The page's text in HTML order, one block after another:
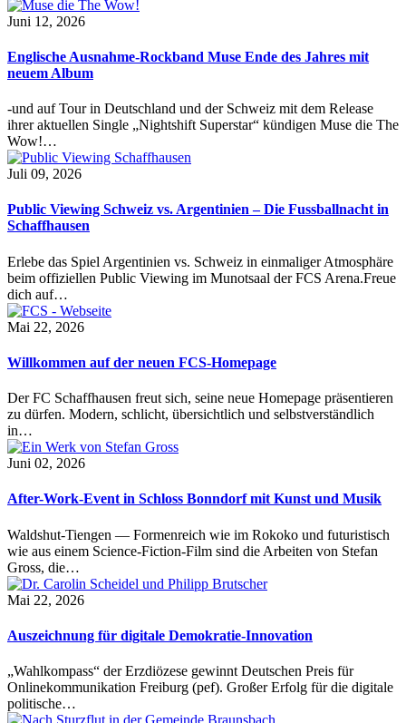
Juni 12, 2026
Englische Ausnahme-Rockband Muse Ende des Jahres mit
neuem Album
-und auf Tour in Deutschland und der Schweiz mit dem Release
ihrer aktuellen Single „Nightshift Superstar“ kündigen Muse die The
Wow!…
Juli 09, 2026
Public Viewing Schweiz vs. Argentinien – Die Fussballnacht in
Schaffhausen
Erlebe das Spiel Argentinien vs. Schweiz in einmaliger Atmosphäre
beim offiziellen Public Viewing im Munotsaal der FCS Arena.Freue
dich auf…
Mai 22, 2026
Willkommen auf der neuen FCS-Homepage
Der FC Schaffhausen freut sich, seine neue Homepage präsentieren
zu dürfen. Modern, schlicht, übersichtlich und selbstverständlich
in…
Juni 02, 2026
After-Work-Event in Schloss Bonndorf mit Kunst und Musik
Waldshut-Tiengen — Formenreich wie im Rokoko und futuristisch
wie aus einem Science-Fiction-Film sind die Arbeiten von Stefan
Gross, die…
Mai 22, 2026
Auszeichnung für digitale Demokratie-Innovation
„Wahlkompass“ der Erzdiözese gewinnt Deutschen Preis für
Onlinekommunikation Freiburg (pef). Großer Erfolg für die digitale
politische…